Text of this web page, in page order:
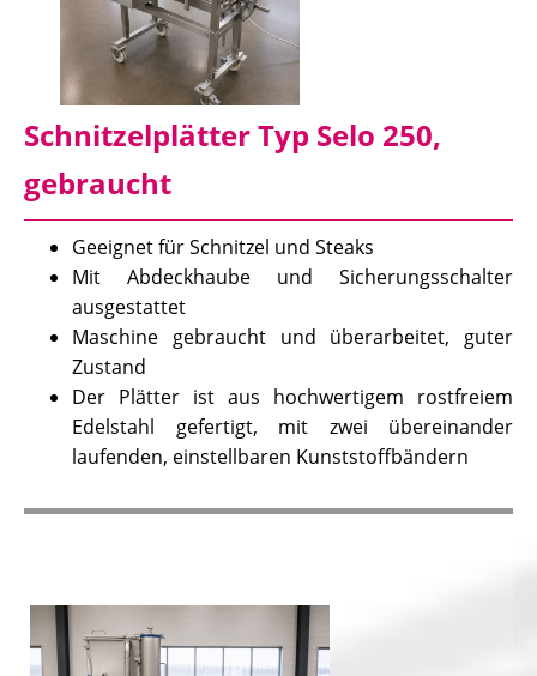
Schnitzelplätter Typ Selo 250,
gebraucht
Geeignet für Schnitzel und Steaks
Mit Abdeckhaube und Sicherungsschalter
ausgestattet
Maschine gebraucht und überarbeitet, guter
Zustand
Der Plätter ist aus hochwertigem rostfreiem
Edelstahl gefertigt, mit zwei übereinander
laufenden, einstellbaren Kunststoffbändern